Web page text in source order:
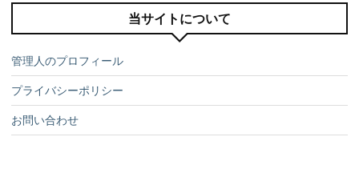
当サイトについて
管理人のプロフィール
プライバシーポリシー
お問い合わせ